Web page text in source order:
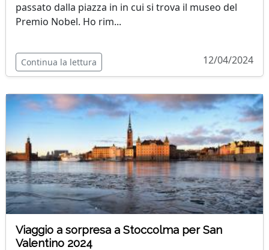
passato dalla piazza in in cui si trova il museo del
Premio Nobel. Ho rim...
Continua la lettura 12/04/2024
Viaggio a sorpresa a Stoccolma per San
Valentino 2024